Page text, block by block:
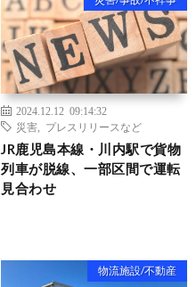
2024.12.12 09:14:32
災害
プレスリリースなど
JR鹿児島本線・川内駅で貨物
列車が脱線、一部区間で運転
見合わせ
物流施設/不動産